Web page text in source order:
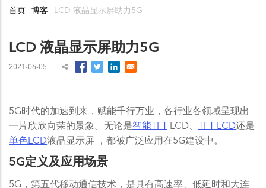
屑
首页 -博客 - LCD 液晶显示屏助力5G
LCD 液晶显示屏助力5G
2021-06-05
5G时代的加速到来，赋能千行万业，各行业各领域呈现出
一片欣欣向荣的景象。无论是智能TFT LCD、 TFT LCD还是
单色LCD液晶显示屏 ，都被广泛应用在5G建设中。
5G定义及应用场景
5G，第五代移动通信技术，是具有高速率、低延时和大连